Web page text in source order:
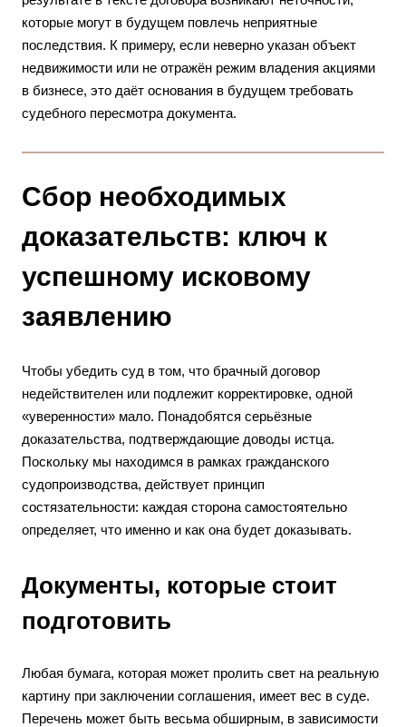
которые могут в будущем повлечь неприятные
последствия. К примеру, если неверно указан объект
недвижимости или не отражён режим владения акциями
в бизнесе, это даёт основания в будущем требовать
судебного пересмотра документа.
Сбор необходимых
доказательств: ключ к
успешному исковому
заявлению
Чтобы убедить суд в том, что брачный договор
недействителен или подлежит корректировке, одной
«уверенности» мало. Понадобятся серьёзные
доказательства, подтверждающие доводы истца.
Поскольку мы находимся в рамках гражданского
судопроизводства, действует принцип
состязательности: каждая сторона самостоятельно
определяет, что именно и как она будет доказывать.
Документы, которые стоит
подготовить
Любая бумага, которая может пролить свет на реальную
картину при заключении соглашения, имеет вес в суде.
Перечень может быть весьма обширным, в зависимости